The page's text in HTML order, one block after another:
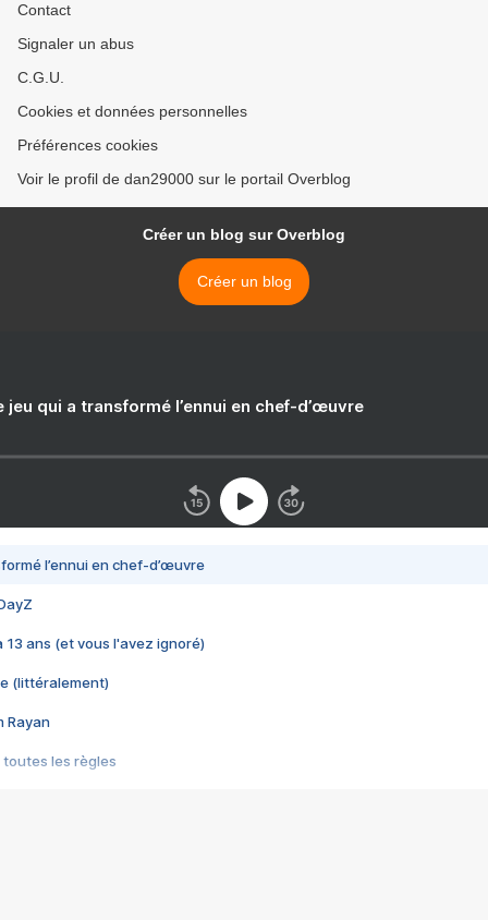
Contact
Signaler un abus
C.G.U.
Cookies et données personnelles
Préférences cookies
Voir le profil de dan29000 sur le portail Overblog
Créer un blog sur Overblog
Créer un blog
jeu qui a transformé l’ennui en chef-d’œuvre
l’ennui en chef-d’œuvre
13 ans (et vous l'avez ignoré)
(littéralement)
Rayan
toutes les règles